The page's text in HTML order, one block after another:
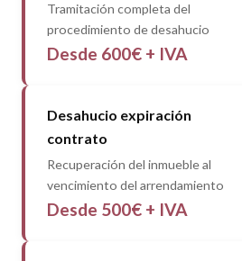
Tramitación completa del
procedimiento de desahucio
Desde 600€ + IVA
Desahucio expiración
contrato
Recuperación del inmueble al
vencimiento del arrendamiento
Desde 500€ + IVA